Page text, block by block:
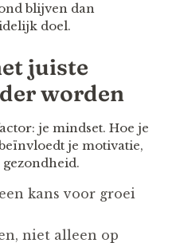
blijven dan
doel.
juiste
worden
je mindset. Hoe je
je motivatie,
gezondheid.
kans voor groei
niet alleen op